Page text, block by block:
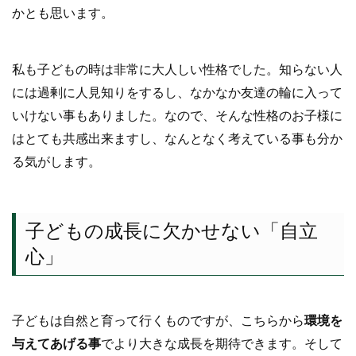
かとも思います。
私も子どもの時は非常に大人しい性格でした。知らない人
には過剰に人見知りをするし、なかなか友達の輪に入って
いけない事もありました。なので、そんな性格のお子様に
はとても共感出来ますし、なんとなく考えている事も分か
る気がします。
子どもの成長に欠かせない「自立
心」
子どもは自然と育って行くものですが、こちらから環境を
与えてあげる事でより大きな成長を期待できます。そして